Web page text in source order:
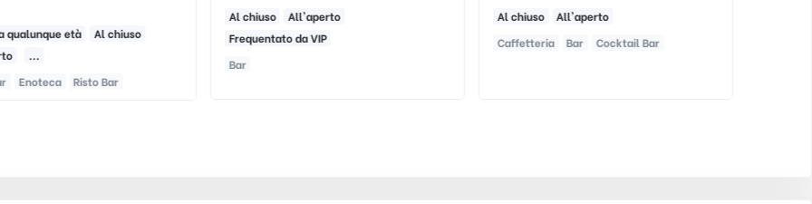
qualunque età
Al chiuso
...
Enoteca Risto Bar
Al chiuso
All'aperto
Frequentato da VIP
Bar
Al chiuso
All'aperto
Caffetteria
Bar Cocktail Bar